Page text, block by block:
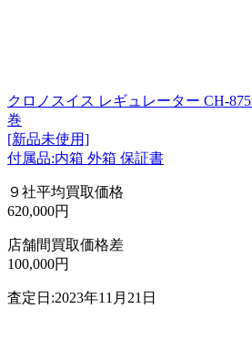
クロノスイス レギュレーター CH-
巻
[新品未使用]
付属品:内箱 外箱 保証書
９社平均買取価格
620,000円
店舗間買取価格差
100,000円
査定日:2023年11月21日